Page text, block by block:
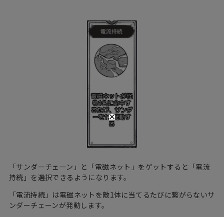
「サンダーチェーン」と「電磁ネット」をゲットすると「電流
持続」を選択できるようになります。
「電流持続」は電磁ネットを敵1体に当てるたびに繋がらないサ
ンダーチェーンが発動します。